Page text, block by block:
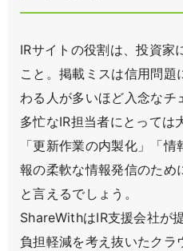
IRサイトの役割は、投資家
こと。掲載ミスは信用問題
わる人が多いほど入念なチ
多忙なIR担当者にとっては
「更新作業の内製化」「
報の柔軟な情報発信のため
と言えるでしょう。
ShareWithはIR支援会社が
負担軽減を考え抜いたクラ